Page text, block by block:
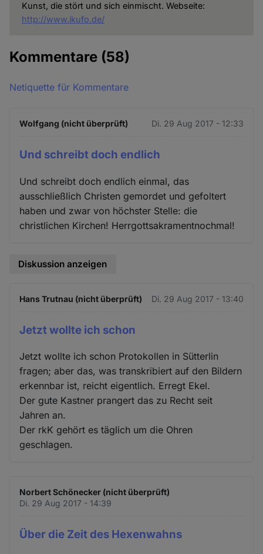
Kunst, die stört und sich einmischt. Webseite:
http://www.ikufo.de/
Kommentare (58)
Netiquette für Kommentare
Wolfgang (nicht überprüft) Di. 29 Aug 2017 - 12:33
Und schreibt doch endlich
Und schreibt doch endlich einmal, das
ausschließlich Christen gemordet und gefoltert
haben und zwar von höchster Stelle: die
christlichen Kirchen! Herrgottsakramentnochmal!
Diskussion anzeigen
Hans Trutnau (nicht überprüft) Di. 29 Aug 2017 - 13:40
Jetzt wollte ich schon
Jetzt wollte ich schon Protokollen in Sütterlin
fragen; aber das, was transkribiert auf den Bildern
erkennbar ist, reicht eigentlich. Erregt Ekel.
Der gute Kastner prangert das zu Recht seit
Jahren an.
Der rkK gehört es täglich um die Ohren
geschlagen.
Norbert Schönecker (nicht überprüft)
Di. 29 Aug 2017 - 14:39
Über die Zeit des Hexenwahns